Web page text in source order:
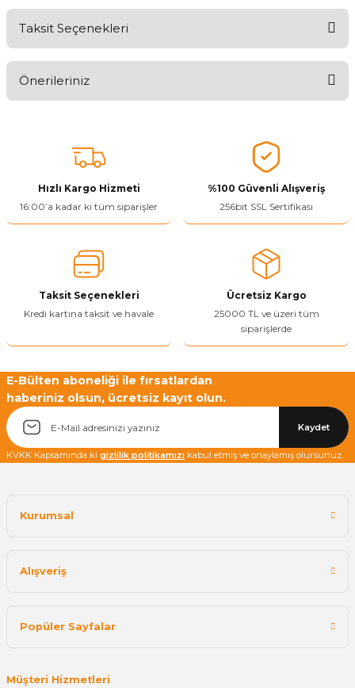
Taksit Seçenekleri
Önerileriniz
tarafımıza iletebilirsiniz.
Görüş ve önerileriniz için teşekkür ederiz.
Ürün resmi kalitesiz, bozuk veya görüntülenemiyor.
Ürün bilgilerinde hatalar bulunuyor.
Ürün fiyatı diğer sitelerden daha pahalı.
Bu ürüne benzer farklı alternatifler olmalı.
Yetkiliye Gönder
Hızlı Kargo Hizmeti
16:00’a kadar ki tüm siparişler
%100 Güvenli Alışveriş
256bit SSL Sertifikası
Taksit Seçenekleri
Kredi kartına taksit ve havale
Ücretsiz Kargo
25000 TL ve üzeri tüm
siparişlerde
E-Bülten aboneliği ile fırsatlardan
haberiniz olsun, ücretsiz kayıt olun.
Kaydet
KVKK Kapsamında ki gizlilik politikamızı kabul etmiş ve onaylamış olursunuz.
Kurumsal
Alışveriş
Popüler Sayfalar
Müşteri Hizmetleri